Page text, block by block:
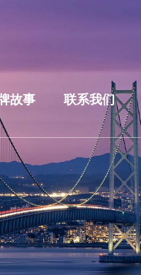
故事 联系我们